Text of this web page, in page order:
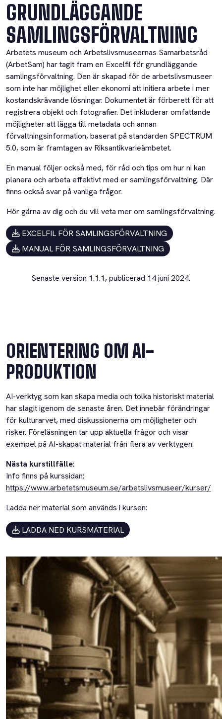
GRUNDLÄGGANDE
SAMLINGS­FÖRVALTNING
Arbetets museum och Arbetslivsmuseernas Samarbetsråd
(ArbetSam) har tagit fram en Excelfil för grundläggande
samlingsförvaltning. Den är skapad för de arbetslivsmuseer
som inte har möjlighet eller ekonomi att initiera arbete i mer
kostandskrävande lösningar. Dokumentet är förberett för att
registrera objekt och fotografier. Det inkluderar omfattande
möjligheter att lägga till metadata och annan
förvaltningsinformation, baserat på standarden SPECTRUM
5.0, som är framtagen av Riksantikvarieämbetet.
En manual följer också med, för råd och tips om hur ni kan
planera och arbeta effektivt med er samlingsförvaltning. Där
finns också svar på vanliga frågor.
Hör gärna av dig och du vill veta mer om samlingsförvaltning.
EXCELFIL FÖR SAMLINGSFÖRVALTNING
MANUAL FÖR SAMLINGSFÖRVALTNING
Senaste version 1.1.1, publicerad 14 juni 2024.
ORIENTERING OM AI-
PRODUKTION
AI-verktyg som kan skapa media och tolka historiskt material
har slagit igenom de senaste åren. Det innebär förändringar
för kulturarvet, med diskussionerna om möjligheter och
risker. Föreläsningen tar upp aktuella frågor och visar
exempel på AI-skapat material från flera av verktygen.
Nästa kurstillfälle:
Info finns på kurssidan:
https://www.arbetetsmuseum.se/arbetslivsmuseer/kurser/
Ladda ner material som används i kursen:
LADDA NED KURSMATERIAL